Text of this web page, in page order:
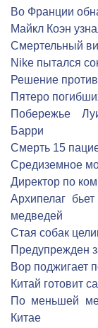
Во Франции
Майкл Коэн
Смертельный
Nike пытался
Решение
Пятеро
Побережье
Барри
Cмерть 15
Средиземное
Директор по
Архипелаг
медведей
Стая собак
Предупрежден
Вор поджигает
Китай готовит
По меньшей
Китае